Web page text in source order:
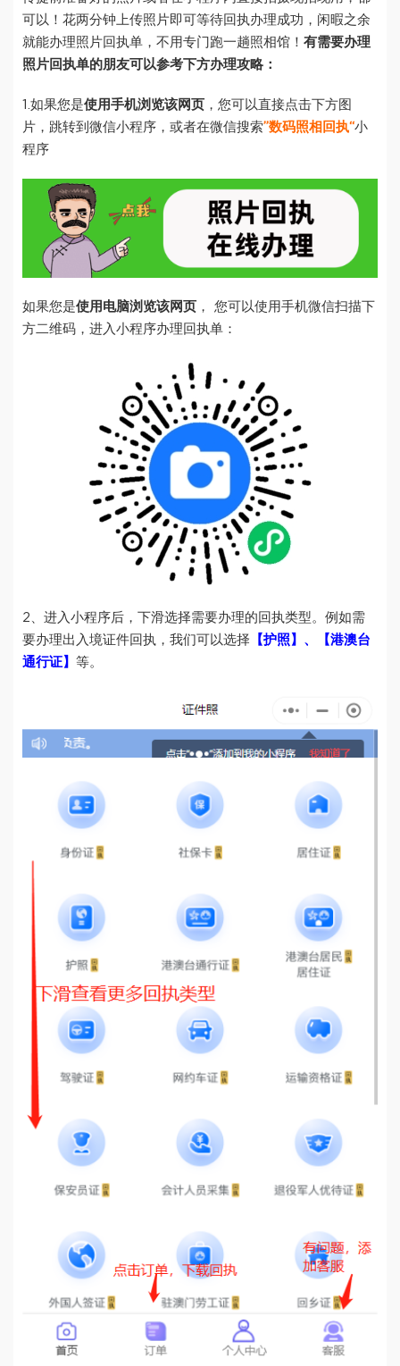
可以！花两分钟上传照片即可等待回执办理成功，闲暇之余
就能办理照片回执单，不用专门跑一趟照相馆！ 有需要办理
照片回执单的朋友可以参考下方办理攻略：
1.如果您是使用手机浏览该网页 ，您可以直接点击下方图
片，跳转到微信小程序，或者在微信搜索”数码照相回执“小
程序
如果您是使用电脑浏览该网页 ， 您可以使用手机微信扫描下
方二维码，进入小程序办理回执单：
2、进入小程序后，下滑选择需要办理的回执类型。例如需
要办理出入境证件回执，我们可以选择 【护照】、【港澳台
通行证】 等。